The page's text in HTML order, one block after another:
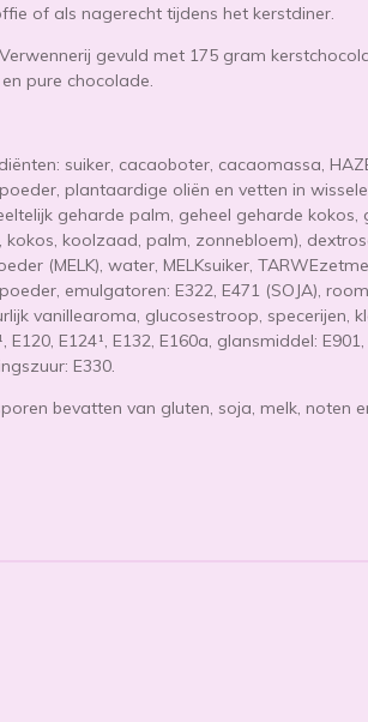
of als nagerecht tijdens het kerstdiner.
gevuld met 175 gram
pure chocolade.
suiker, cacaoboter, cacaomassa,
plantaardige oliën en vetten in
geharde palm, geheel geharde kokos,
kokos, koolzaad, palm, zonnebloem),
(MELK), water, MELKsuiker,
emulgatoren: E322, E471 (SOJA),
vanillearoma, glucosestroop, specerijen,
E120, E124¹, E132, E160a, glansmiddel:
E330.
bevatten van gluten, soja, melk, noten